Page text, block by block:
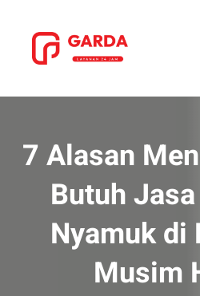
konten
7 Alasan
Butuh
Nyamuk di
Musim